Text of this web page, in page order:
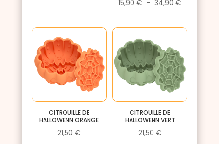
15,50 €
19,50 €
15,90€ – 34,90€
prix :
34,90 €
CITROUILLE DE
HALLOWENN ORANGE
21,50€
CITROUILLE DE
HALLOWENN VERT
21,50 €